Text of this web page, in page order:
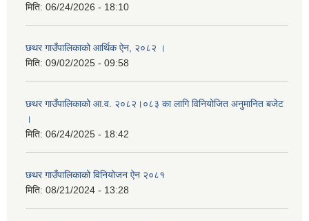
मिति: 06/24/2026 - 18:10
छथर गाउँपालिकाको आर्थिक ऐन, २०८२ ।
मिति: 09/02/2025 - 09:58
छथर गाउँपालिकाको आ.व. २०८२।०८३ का लागि विनियोजित अनुमानित बजेट
।
मिति: 06/24/2025 - 18:42
छथर गाउँपालिकाको विनियोजन ऐन २०८१
मिति: 08/21/2024 - 13:28